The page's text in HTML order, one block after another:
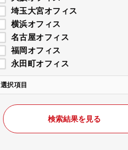
埼玉大宮オフィス
横浜オフィス
名古屋オフィス
福岡オフィス
永田町オフィス
選択項目
検索結果を見る